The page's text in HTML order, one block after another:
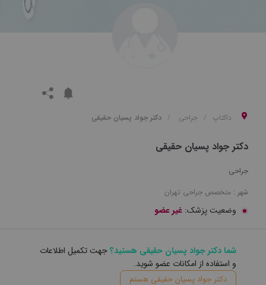
داکتاپ جراحی دکتر جواد پسیان حقیقی
دکتر جواد پسیان حقیقی
جراحی
شهر : متخصص جراحی تهران
وضعیت پزشک: غیر عضو
شما دکتر جواد پسیان حقیقی هستید؟جهت تکمیل اطلاعات
و استفاده از امکانات عضو شوید.
دکتر جواد پسیان حقیقی هستم